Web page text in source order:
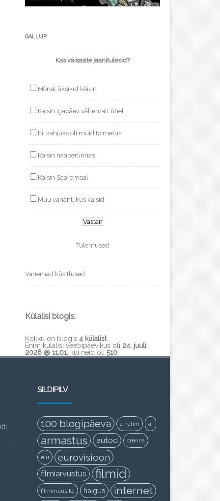
GALLUP
Kas väisasite jaanitulesid?
Mõnel üksikul käisin
Käisin igapäev vähemalt ühel
Ei, kahjuks oli muid toimetusi
Käisin naaberlinnas
Käisin Saaremaal
Muu variant, kus käisid
Tulemused
Vanemad küsitlused
Külalisi blogis:
Kokku on blogis 4 külalist.
Enim külalisi veebipäevikus oli 24. juuli
2026 @ 11:01 , kui neid oli 510
SILDIPILV
100 blogipäeva a-rühm ai
armastus autod crenna
elu eurovisioon
filmiarvustus filmid
filmimuusika haigus internet